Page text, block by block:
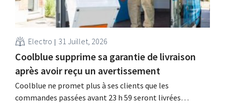
Electro 31 Juillet, 2026
Coolblue supprime sa garantie de livraison
après avoir reçu un avertissement
Coolblue ne promet plus à ses clients que les
commandes passées avant 23 h 59 seront livrées